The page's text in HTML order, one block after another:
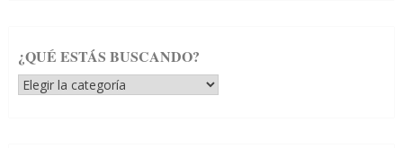
¿QUÉ ESTÁS BUSCANDO?
¿Qué